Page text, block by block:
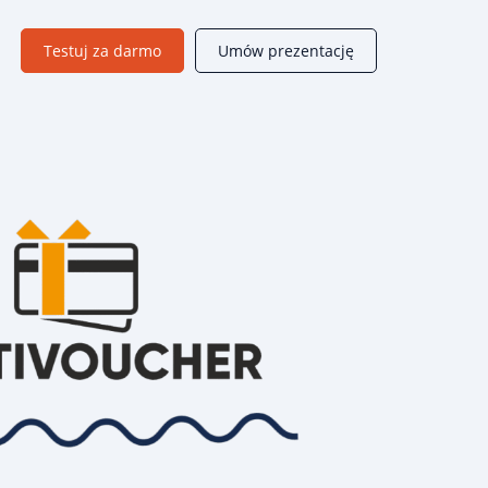
Testuj za darmo Umów prezentację
Dedykowane rozwiązania wspierające sprzedaż w firmach
handlowych B2B